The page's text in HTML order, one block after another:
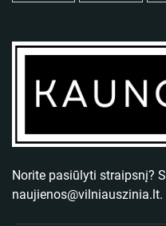
Norite pasiūlyti straipsnį?
naujienos@vilniauszinia.lt.